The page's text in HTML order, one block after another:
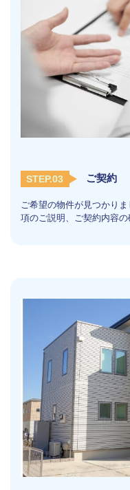
STEP.03 ご契約
ご希望の物件が見つかり
項のご説明、ご契約内容の